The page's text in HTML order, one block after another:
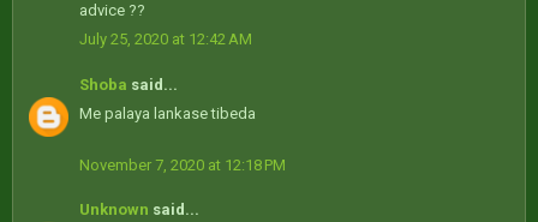
advice ??
July 25, 2020 at 12:42 AM
Shoba said...
Me palaya lankase tibeda
November 7, 2020 at 12:18 PM
Unknown said...